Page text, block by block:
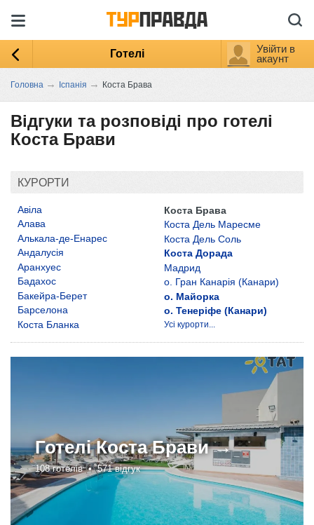
Готелі
Увійти в
акаунт
Головна → Іспанія → Коста Брава
Відгуки та розповіді про готелі
Коста Брави
КУРОРТИ
Авіла
Алава
Алькала-де-Енарес
Андалусія
Аранхуес
Бадахос
Бакейра-Берет
Барселона
Коста Бланка
Коста Брава
Коста Дель Маресме
Коста Дель Соль
Коста Дорада
Мадрид
о. Гран Канарія (Канари)
о. Майорка
о. Тенеріфе (Канари)
Усі курорти...
ГотеліКоста Брави →
108 готелів •571 відгук